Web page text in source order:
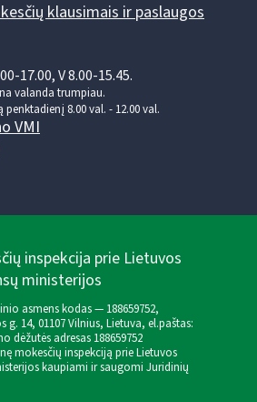
klausimais ir paslaugos
17.00, V 8.00-15.45.
valanda trumpiau.
8.00 val. - 12.00 val.
VMI
inspekcija prie Lietuvos
ministerijos
asmens kodas — 188659752,
g. 14, 01107 Vilnius, Lietuva, el.paštas:
dėžutės adresas 188659752
mokesčių inspekciją prie Lietuvos
kaupiami ir saugomi Juridinių